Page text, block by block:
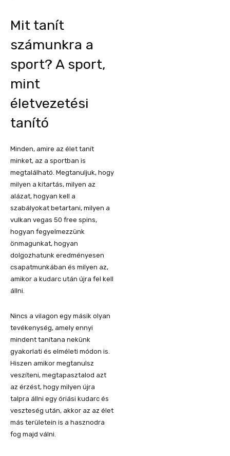
Mit tanít
számunkra a
sport? A sport,
mint
életvezetési
tanító
Minden, amire az élet tanít
minket, az a sportban is
megtalálható. Megtanuljuk, hogy
milyen a kitartás, milyen az
alázat, hogyan kell a
szabályokat betartani, milyen a
vulkan vegas 50 free spins,
hogyan fegyelmezzünk
önmagunkat, hogyan
dolgozhatunk eredményesen
csapatmunkában és milyen az,
amikor a kudarc után újra fel kell
állni.
Nincs a vilagon egy másik olyan
tevékenység, amely ennyi
mindent tanítana nekünk
gyakorlati és elméleti módon is.
Hiszen amikor megtanulsz
veszíteni, megtapasztalod azt
az érzést, hogy milyen újra
talpra állni egy óriási kudarc és
veszteség után, akkor az az élet
más területein is a hasznodra
fog majd válni.